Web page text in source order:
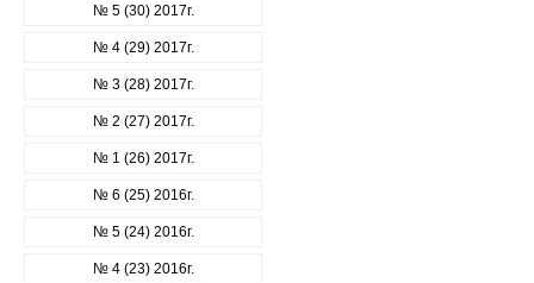
№ 5 (30) 2017г.
№ 4 (29) 2017г.
№ 3 (28) 2017г.
№ 2 (27) 2017г.
№ 1 (26) 2017г.
№ 6 (25) 2016г.
№ 5 (24) 2016г.
№ 4 (23) 2016г.